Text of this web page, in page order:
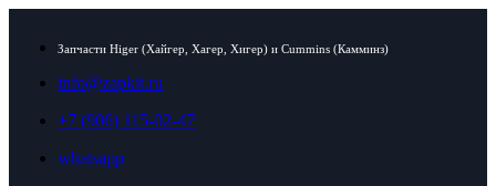
Запчасти Higer (Хайгер, Хагер, Хигер) и Cummins (Камминз)
info@zapkit.ru
+7 (906) 115-02-47
whatsapp